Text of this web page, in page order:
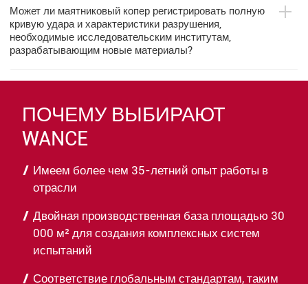
Может ли маятниковый копер регистрировать полную
кривую удара и характеристики разрушения,
необходимые исследовательским институтам,
разрабатывающим новые материалы?
ПОЧЕМУ ВЫБИРАЮТ
WANCE
Имеем более чем 35-летний опыт работы в
отрасли
Двойная производственная база площадью 30
000 м² для создания комплексных систем
испытаний
Соответствие глобальным стандартам, таким